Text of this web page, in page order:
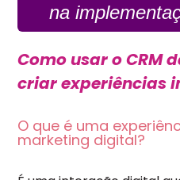
na
Como usar o CRM
criar experiências
O que é uma
marketing digital?